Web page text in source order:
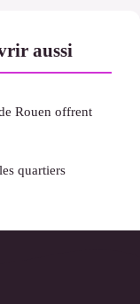
aussi
Rouen offrent
quartiers